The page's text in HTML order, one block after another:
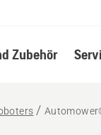
Zubehör